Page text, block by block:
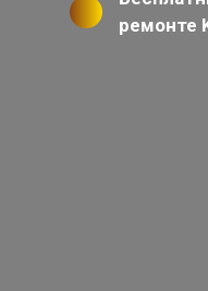
ремонте